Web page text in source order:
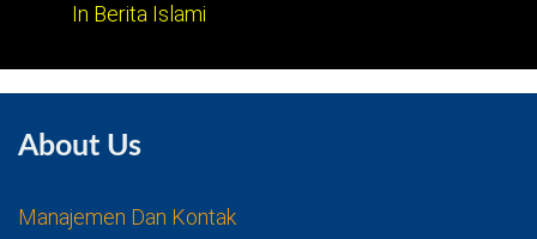
In Berita Islami
About Us
Manajemen Dan Kontak